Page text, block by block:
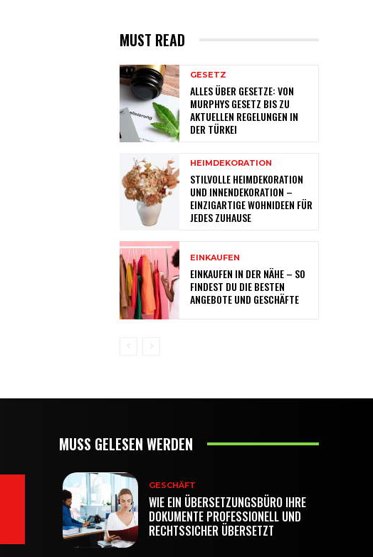
MUST READ
GESETZ
ALLES ÜBER GESETZE: VON
MURPHYS GESETZ BIS ZU
AKTUELLEN REGELUNGEN IN
DER TÜRKEI
HEIMDEKORATION
STILVOLLE HEIMDEKORATION
UND INNENDEKORATION –
EINZIGARTIGE WOHNIDEEN FÜR
JEDES ZUHAUSE
EINKAUFEN
EINKAUFEN IN DER NÄHE – SO
FINDEST DU DIE BESTEN
ANGEBOTE UND GESCHÄFTE
MUSS GELESEN WERDEN
GESCHÄFT
WIE EIN ÜBERSETZUNGSBÜRO IHRE
DOKUMENTE PROFESSIONELL UND
RECHTSSICHER ÜBERSETZT